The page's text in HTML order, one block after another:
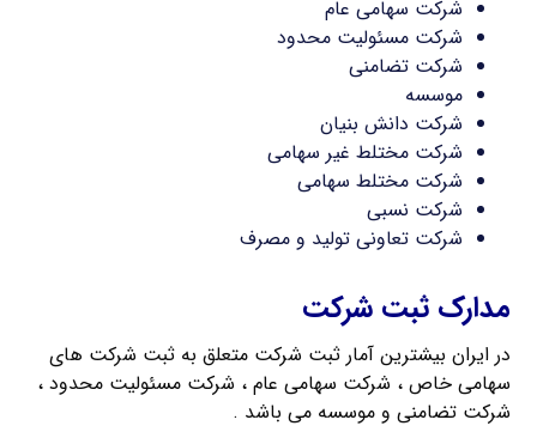
شرکت سهامی عام
شرکت مسئولیت محدود
شرکت تضامنی
موسسه
شرکت دانش بنیان
شرکت مختلط غیر سهامی
شرکت مختلط سهامی
شرکت نسبی
شرکت تعاونی تولید و مصرف
مدارک ثبت شرکت
در ایران بیشترین آمار ثبت شرکت متعلق به ثبت شرکت های
سهامی خاص ، شرکت سهامی عام ، شرکت مسئولیت محدود ،
شرکت تضامنی و موسسه می باشد .